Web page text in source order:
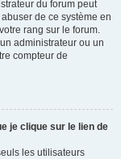
du forum peut
de ce système en
rang sur le forum.
administrateur ou un
compteur de
je clique sur le lien de
les utilisateurs